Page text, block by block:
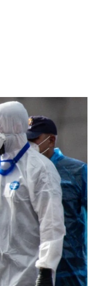
року
мала симптоми,
Guardian.
з судна MV
різко погіршився